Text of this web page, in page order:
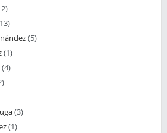
(5)
(1)
(4)
(3)
(1)